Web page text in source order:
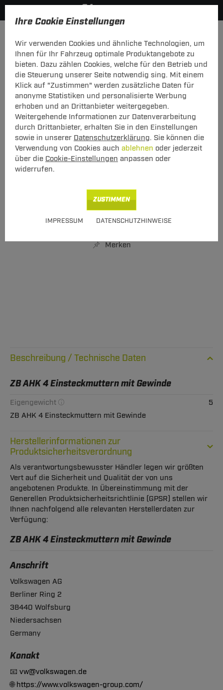
Ihre Cookie Einstellungen
Wir verwenden Cookies und ähnliche Technologien, um
Ihnen für Ihr Fahrzeug optimale Produktangebote zu
bieten. Dazu zählen Cookies, welche für den Betrieb und
die Steuerung unserer Seite notwendig sing. Mit einem
Klick auf "Zustimmen" werden zusätzliche Daten für
anonyme Statistiken und personalisierte Werbung
erhoben und an Drittanbieter weitergegeben.
Weitergehende Informationen zur Datenverarbeitung
durch Drittanbieter, erhalten Sie in den Einstellungen
sowie in unserer Datenschutzerklärung. Sie können die
Verwendung von Cookies auch ablehnen oder jederzeit
über die Cookie-Einstellungen anpassen oder
widerrufen.
IMPRESSUM DATENSCHUTZHINWEISE
ZUSTIMMEN
vorheriger Artikel nächster Artikel
ZB AHK 4 Einsteckmuttern mit Gewinde
ZB AHK 4 Einsteckmuttern mit Gewinde
Art.-Nr.
T24ZT845-1
Unser Preis
13,00 €
Merken
Technische Daten
ZB AHK 4 Einsteckmuttern mit Gewinde
Eigengewicht
5
ZB AHK 4 Einsteckmuttern mit Gewinde
Herstellerinformationen zur
Produktsicherheitsverordnung
Als verantwortungsbewusster Händler legen wir größten
Vert auf die Sicherheit und Qualität der von uns
angebotenen Produkte. In Übereinstimmung mit der
Generellen Produktsicherheitsrichtlinie (GPSR) stellen wir
Ihnen nachfolgend alle relevanten Herstellerdaten zur
Verfügung:
ZB AHK 4 Einsteckmuttern mit Gewinde
Anschrift
Volkswagen AG
Berliner Ring 2
38440 Wolfsburg
Niedersachsen
Germany
Konakt
📧 vw@volkswagen.de
🌐https://www.volkswagen-group.com/